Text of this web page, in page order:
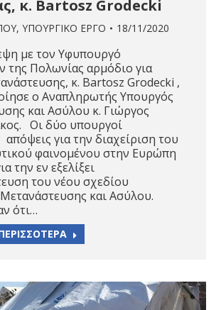
κ. Bartosz Grodecki
, ΥΠΟΥΡΓΙΚΟ ΕΡΓΟ 18/11/2020
με τον Υφυπουργό
της Πολωνίας αρμόδιο για
κ. Bartosz Grodecki ,
ο Αναπληρωτής Υπουργός
και Ασύλου κ. Γιώργος
Οι δύο υπουργοί
για την διαχείριση του
φαινομένου στην Ευρώπη
την εν εξελίξει
του νέου σχεδίου
και Ασύλου.
ότι…